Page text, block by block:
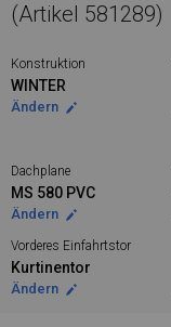
(Artikel 581289)
Konstruktion
WINTER
Ändern
Dachplane
MS 580 PVC
Ändern
Vorderes Einfahrtstor
Kurtinentor
Ändern